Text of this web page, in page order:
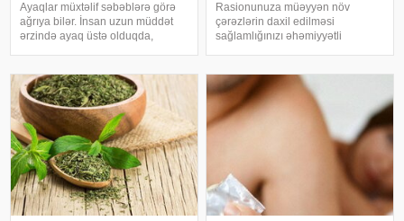
Ayaqlar müxtəlif səbəblərə görə
ağrıya bilər. İnsan uzun müddət
ərzində ayaq üstə olduqda,
yükləmələrə məruz qalır. Lakin
insan dincələndən sonra bu ağrıla
Rasionunuza müəyyən növ
çərəzlərin daxil edilməsi
sağlamlığınızı əhəmiyyətli
badam, fındıq yeməyi məsləhət
görür. Şam fıstığı və badam dəri
üçün faydalı olan çoxl